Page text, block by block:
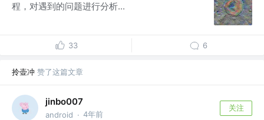
程，对遇到的问题进行分析...
33 6
拎壶冲 赞了这篇文章
jinbo007
android · 4年前
关注